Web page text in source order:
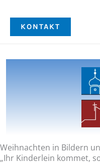
Inhalt
springenKONTAKT
Weihnachten in Bildern
„Ihr Kinderlein kommet,